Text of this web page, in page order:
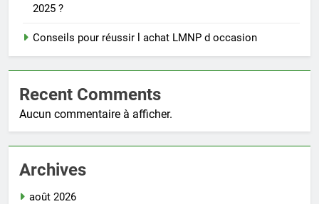
2025 ?
Conseils pour réussir l achat LMNP d occasion
Recent Comments
Aucun commentaire à afficher.
Archives
août 2026